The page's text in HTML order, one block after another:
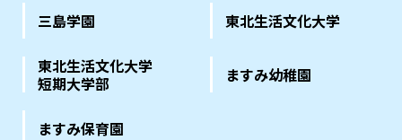
三島学園 東北生活文化大学
東北生活文化大学
短期大学部
ますみ幼稚園
ますみ保育園